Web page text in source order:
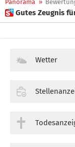
Panorama »
 Gutes Zeugnis
Wetter